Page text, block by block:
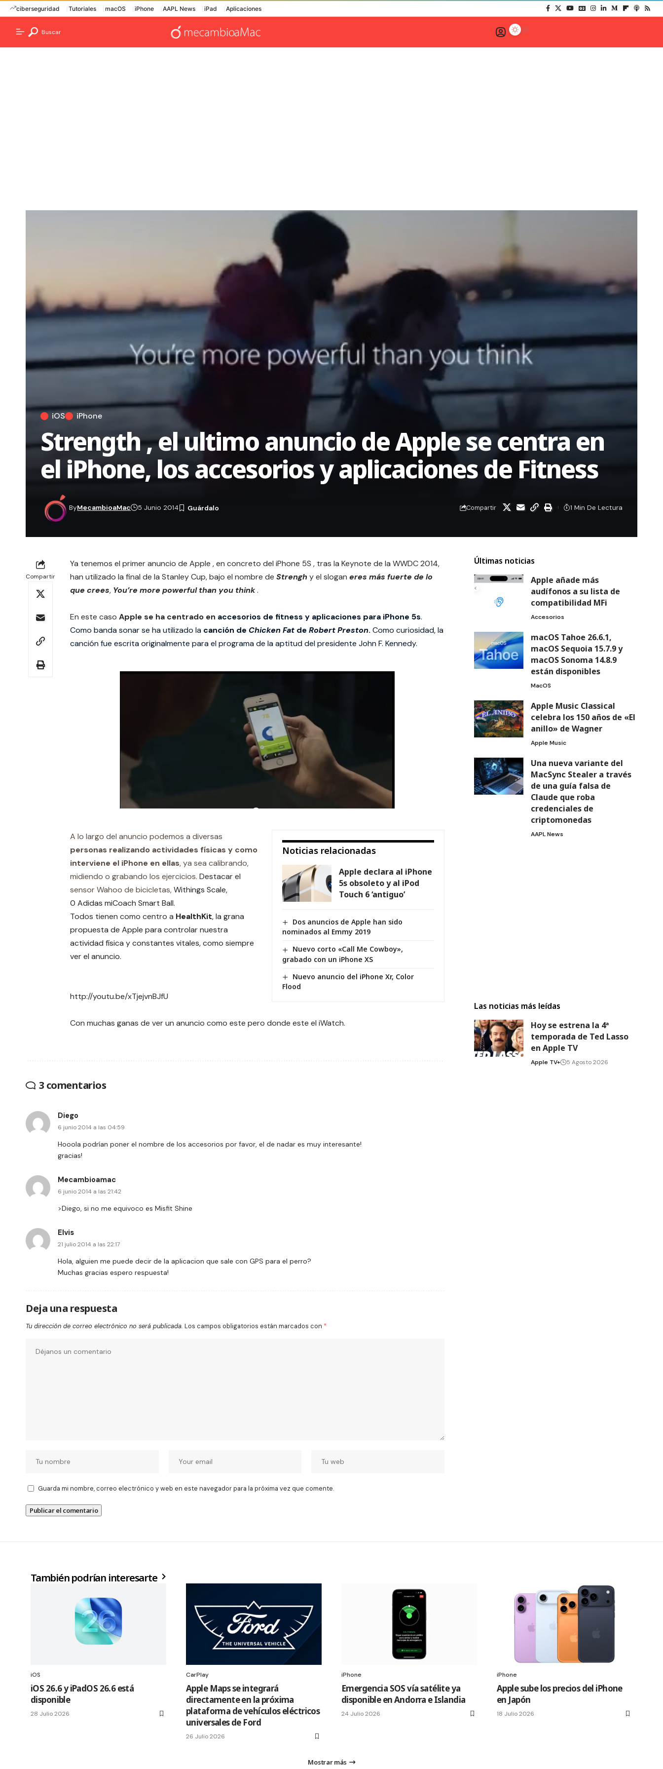
ciberseguridad Tutoriales macOS iPhone AAPL News iPad Aplicaciones
Buscar
iOS iPhone
Strength , el ultimo anuncio de Apple se centra en
el iPhone, los accesorios y aplicaciones de Fitness
ByMecambioaMac 5 Junio 2014 Compartir 1 Min De Lectura
Compartir
Ya tenemos el primer anuncio de Apple , en concreto del iPhone 5S , tras la Keynote de la WWDC 2014,
han utilizado la final de la Stanley Cup, bajo el nombre de Strenghy el slogan eres más fuerte de lo
que crees, You’re more powerful than you think.
En este caso Apple se ha centrado en accesorios de fitness y aplicaciones para iPhone 5s.
Como banda sonar se ha utilizado la canción de Chicken Fat de Robert Preston. Como curiosidad, la
canción fue escrita originalmente para el programa de la aptitud del presidente John F. Kennedy.
Noticias relacionadas
Apple declara al iPhone
5s obsoleto y al iPod
Touch 6 ‘antiguo’
Dos anuncios de Apple han sido
nominados al Emmy 2019
Nuevo corto «Call Me Cowboy»,
grabado con un iPhone XS
Nuevo anuncio del iPhone Xr, Color
Flood
A lo largo del anuncio podemos a diversas
personas realizando actividades físicas y como
interviene el iPhone en ellas, ya sea calibrando,
midiendo o grabando los ejercicios. Destacar el
sensor Wahoo de bicicletas,Withings Scale,
0 Adidas miCoach Smart Ball.
Todos tienen como centro a HealthKit, la grana
propuesta de Apple para controlar nuestra
actividad física y constantes vitales, como siempre
ver el anuncio.
http://youtu.be/xTjejvnBJfU
Con muchas ganas de ver un anuncio como este pero donde este el iWatch.
3 comentarios
Diego
6 junio 2014 a las 04:59
Hooola podrían poner el nombre de los accesorios por favor, el de nadar es muy interesante!
gracias!
Mecambioamac
6 junio 2014 a las 21:42
>Diego, si no me equivoco es Misfit Shine
Elvis
21 julio 2014 a las 22:17
Hola, alguien me puede decir de la aplicacion que sale con GPS para el perro?
Muchas gracias espero respuesta!
Deja una respuesta
Tu dirección de correo electrónico no será publicada. Los campos obligatorios están marcados con *
Guarda mi nombre, correo electrónico y web en este navegador para la próxima vez que comente.
Últimas noticias
Apple añade más
audífonos a su lista de
compatibilidad MFi
Accesorios
macOS Tahoe 26.6.1,
macOS Sequoia 15.7.9 y
macOS Sonoma 14.8.9
están disponibles
MacOS
Apple Music Classical
celebra los 150 años de «El
anillo» de Wagner
Apple Music
Una nueva variante del
MacSync Stealer a través
de una guía falsa de
Claude que roba
credenciales de
criptomonedas
AAPL News
Las noticias más leídas
Hoy se estrena la 4ª
temporada de Ted Lasso
en Apple TV
Apple TV+ 5 Agosto 2026
También podrían interesarte
iOS
iOS 26.6 y iPadOS 26.6 está
disponible
28 Julio 2026
CarPlay
Apple Maps se integrará
directamente en la próxima
plataforma de vehículos eléctricos
universales de Ford
26 Julio 2026
iPhone
Emergencia SOS vía satélite ya
disponible en Andorra e Islandia
24 Julio 2026
iPhone
Apple sube los precios del iPhone
en Japón
18 Julio 2026
Mostrar más